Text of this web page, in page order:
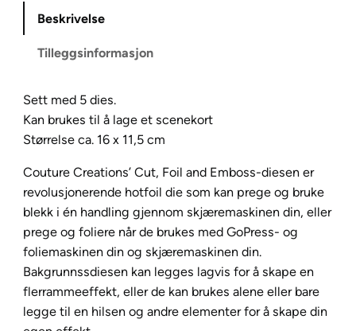
e
i
o
n
s
–
B
a
r
o
q
u
e
Beskrivelse
Tilleggsinformasjon
Sett med 5 dies.
Kan brukes til å lage et scenekort
Størrelse ca. 16 x 11,5 cm
Couture Creations’ Cut, Foil and Emboss-diesen er
revolusjonerende hotfoil die som kan prege og bruke
blekk i én handling gjennom skjæremaskinen din, eller
prege og foliere når de brukes med GoPress- og
foliemaskinen din og skjæremaskinen din.
Bakgrunnssdiesen kan legges lagvis for å skape en
flerrammeeffekt, eller de kan brukes alene eller bare
legge til en hilsen og andre elementer for å skape din